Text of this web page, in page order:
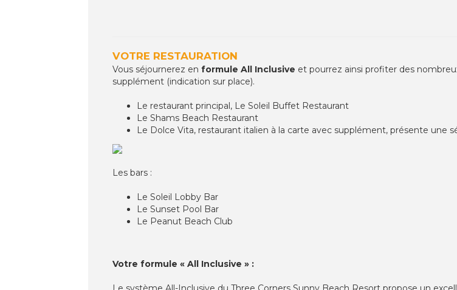
VOTRE RESTAURATION
Vous séjournerez en formule All Inclusive et pourrez ainsi profiter des
supplément (indication sur place).
Le restaurant principal, Le Soleil Buffet Restaurant
Le Shams Beach Restaurant
Le Dolce Vita, restaurant italien à la carte avec supplément, présente une
Les bars :
Le Soleil Lobby Bar
Le Sunset Pool Bar
Le Peanut Beach Club
Votre formule « All Inclusive » :